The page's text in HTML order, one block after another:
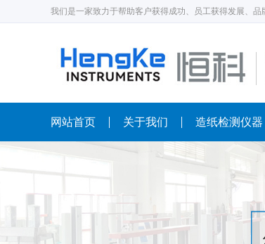
我们是一家致力于帮助客户获得成功、员工获得发展、品
网站首页 关于我们 造纸检测仪器